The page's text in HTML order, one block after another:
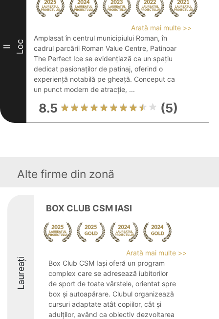
II Loc
Arată mai multe >>
Amplasat în centrul municipiului Roman, în
cadrul parcării Roman Value Centre, Patinoar
The Perfect Ice se evidențiază ca un spațiu
dedicat pasionaților de patinaj, oferind o
experiență notabilă pe gheață. Conceput ca
un punct modern de atracție, ...
8.5 (5)
Alte firme din zonă
Laureați
BOX CLUB CSM IASI
Arată mai multe >>
Box Club CSM Iași oferă un program
complex care se adresează iubitorilor
de sport de toate vârstele, orientat spre
box și autoapărare. Clubul organizează
cursuri adaptate atât copiilor, cât și
adulților, având ca obiectiv dezvoltarea